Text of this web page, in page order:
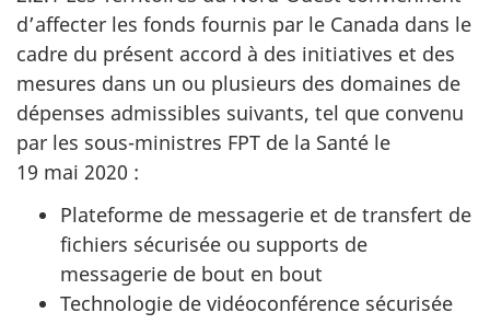
d’affecter les fonds fournis par le Canada dans le
cadre du présent accord à des initiatives et des
mesures dans un ou plusieurs des domaines de
dépenses admissibles suivants, tel que convenu
par les sous-ministres FPT de la Santé le
19 mai 2020 :
Plateforme de messagerie et de transfert de
fichiers sécurisée ou supports de
messagerie de bout en bout
Technologie de vidéoconférence sécurisée